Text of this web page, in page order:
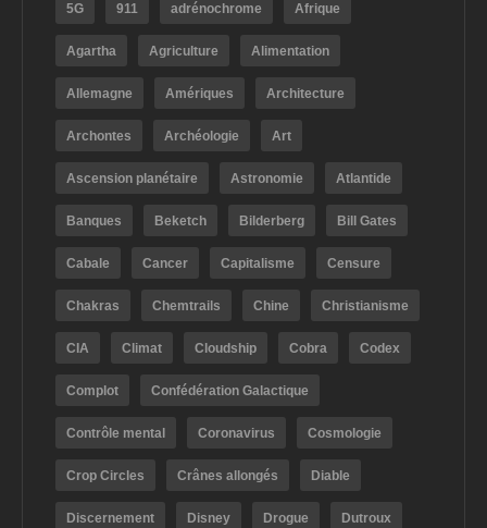
5G 911 adrénochrome Afrique
Agartha Agriculture Alimentation
Allemagne Amériques Architecture
Archontes Archéologie Art
Ascension planétaire Astronomie Atlantide
Banques Beketch Bilderberg Bill Gates
Cabale Cancer Capitalisme Censure
Chakras Chemtrails Chine Christianisme
CIA Climat Cloudship Cobra Codex
Complot Confédération Galactique
Contrôle mental Coronavirus Cosmologie
Crop Circles Crânes allongés Diable
Discernement Disney Drogue Dutroux